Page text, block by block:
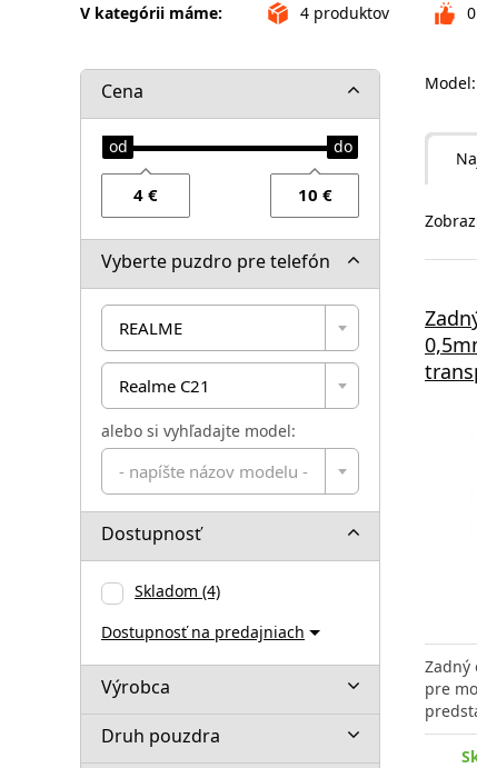
V kategórii máme: 4 produktov 0
Cena
Vyberte puzdro pre telefón
REALME
Realme C21
alebo si vyhľadajte model:
- napíšte názov modelu -
Dostupnosť
Skladom (4)
Dostupnosť na predajniach
Výrobca
Druh pouzdra
Model:
Zadný
pre